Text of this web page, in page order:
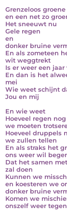
Grenzeloos
en een net zo
Het sneeuwt nu
Gele regen
en
donker bruine
En als zometeen
wit weggtrekt
Is er weer een jaar
En dan is het
mei
Wie weet schijnt
Jou en mij
En wie weet
Hoeveel regen nog
we moeten
Hoeveel druppels
we zullen tellen
En als straks het
ons weer wil
Dat het samen
zal doen
Kunnen we
en koesteren we
donker bruine
Komen we
onszelf weer tegen